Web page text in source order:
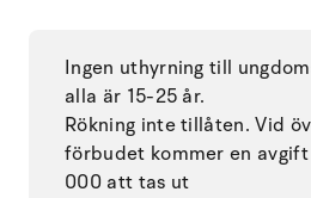
Ingen uthyrning till
alla är 15-25 år.
Rökning inte tillåten. Vid
förbudet kommer en avgift
000 att tas ut